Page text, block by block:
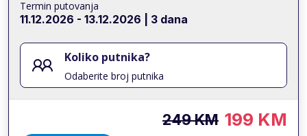
Termin putovanja
11.12.2026 - 13.12.2026 | 3 dana
Koliko putnika?
Odaberite broj putnika
249 KM 199 KM